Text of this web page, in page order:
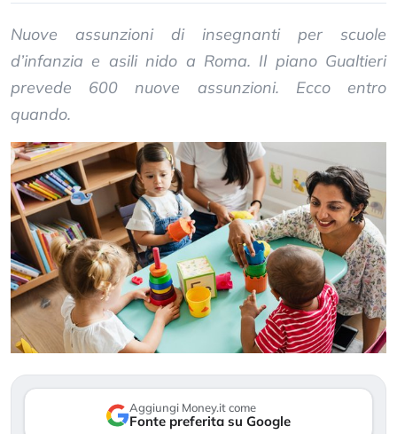
Nuove assunzioni di insegnanti per scuole
d’infanzia e asili nido a Roma. Il piano Gualtieri
prevede 600 nuove assunzioni. Ecco entro
quando.
Aggiungi Money.it come
Fonte preferita su Google